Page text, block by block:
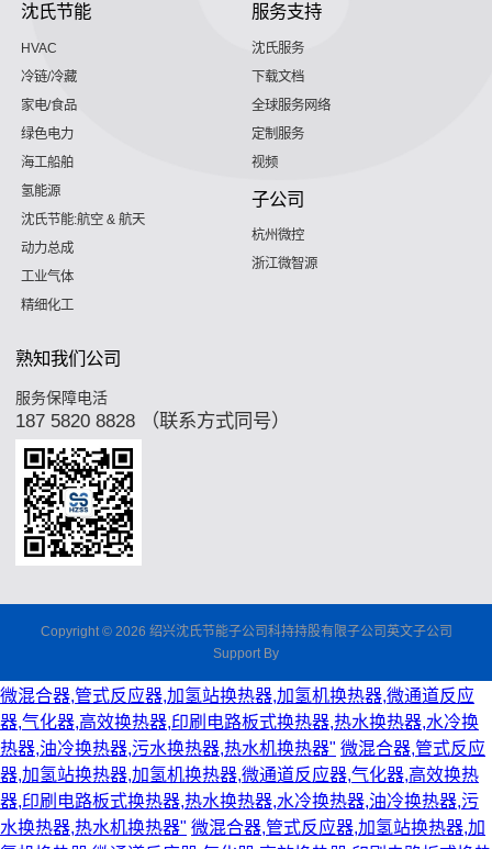
沈氏节能
HVAC
冷链/冷藏
家电/食品
绿色电力
海工船舶
氢能源
沈氏节能:航空 & 航天
动力总成
工业气体
精细化工
服务支持
沈氏服务
下载文档
全球服务网络
定制服务
视频
子公司
杭州微控
浙江微智源
熟知我们公司
服务保障电活
187 5820 8828 （联系方式同号）
Copyright © 2026 绍兴沈氏节能子公司科持持股有限子公司英文子公司
Support By
微混合器,管式反应器,加氢站换热器,加氢机换热器,微通道反应
器,气化器,高效换热器,印刷电路板式换热器,热水换热器,水冷换
热器,油冷换热器,污水换热器,热水机换热器" 微混合器,管式反应
器,加氢站换热器,加氢机换热器,微通道反应器,气化器,高效换热
器,印刷电路板式换热器,热水换热器,水冷换热器,油冷换热器,污
水换热器,热水机换热器" 微混合器,管式反应器,加氢站换热器,加